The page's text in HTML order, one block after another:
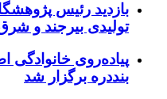
بازدید رئیس
تولیدی بیرجند و
پیاده‌روی خانوادگی
بنددره برگزار شد